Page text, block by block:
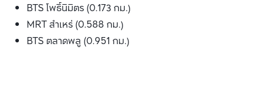
BTS โพธ์ินิมิตร (0.173 กม.)
MRT สำเหร่ (0.588 กม.)
BTS ตลาดพลู (0.951 กม.)